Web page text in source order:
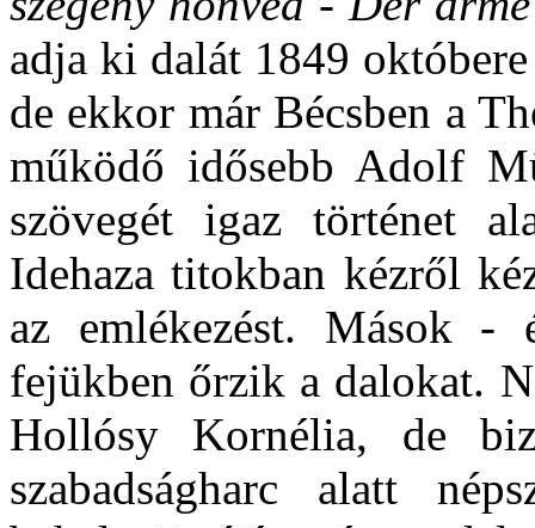
adja ki dalát 1849
de ekkor már Bécsben a
működő idősebb Adolf
szövegét igaz történet
Idehaza titokban kézről
az emlékezést. Mások -
fejükben őrzik a dalokat.
Hollósy Kornélia, de
szabadságharc alatt